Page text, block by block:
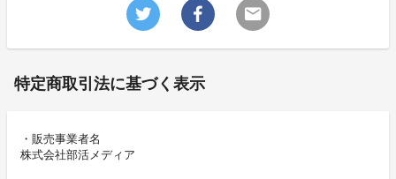
特定商取引法に基づく表示
・販売事業者名
株式会社部活メディア